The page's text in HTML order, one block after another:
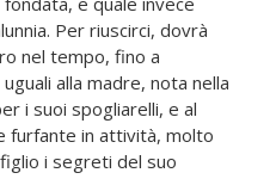
Per riuscirci, dovrà
nel tempo, fino a
alla madre, nota nella
i suoi spogliarelli, e al
furfante in attività, molto
i segreti del suo